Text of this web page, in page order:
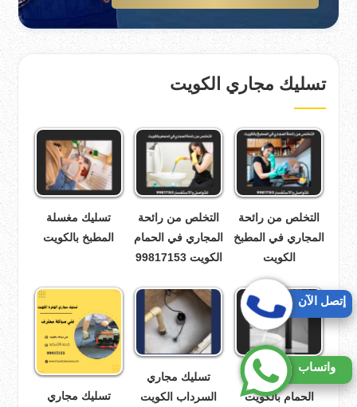
تسليك مجاري الكويت
التخلص من رائحة
المجاري في المطبخ
الكويت
التخلص من رائحة
المجاري في الحمام
الكويت 99817153
تسليك مغسلة
المطبخ بالكويت
تسليك مغسلة
الحمام بالكويت
تسليك مجاري
السرداب الكويت
تسليك مجاري
واتساب
إتصل الآن